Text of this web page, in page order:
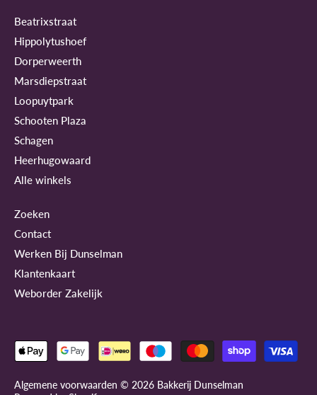
Beatrixstraat
Hippolytushoef
Dorperweerth
Marsdiepstraat
Loopuytpark
Schooten Plaza
Schagen
Heerhugowaard
Alle winkels
Zoeken
Contact
Werken Bij Dunselman
Klantenkaart
Weborder Zakelijk
Algemene voorwaarden © 2026 Bakkerij Dunselman